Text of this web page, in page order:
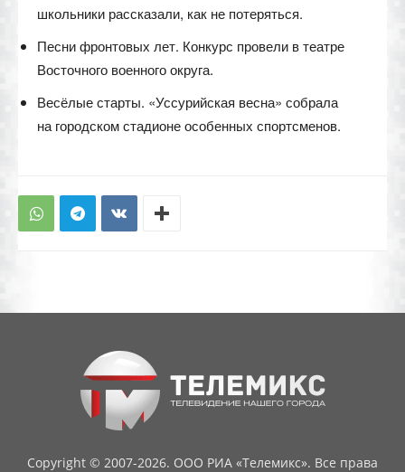
школьники рассказали, как не потеряться.
Песни фронтовых лет. Конкурс провели в театре
Восточного военного округа.
Весёлые старты. «Уссурийская весна» собрала
на городском стадионе особенных спортсменов.
Copyright © 2007-2026. ООО РИА «Телемикс». Все права